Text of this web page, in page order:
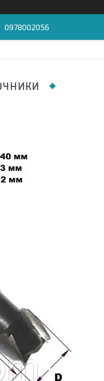
0978002056